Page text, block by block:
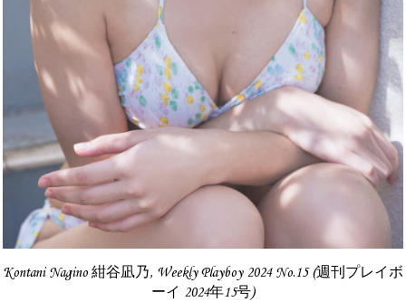
Kontani Nagino 紺谷凪乃, Weekly Playboy 2024 No.15 (週刊プレイボ
ーイ 2024年15号)